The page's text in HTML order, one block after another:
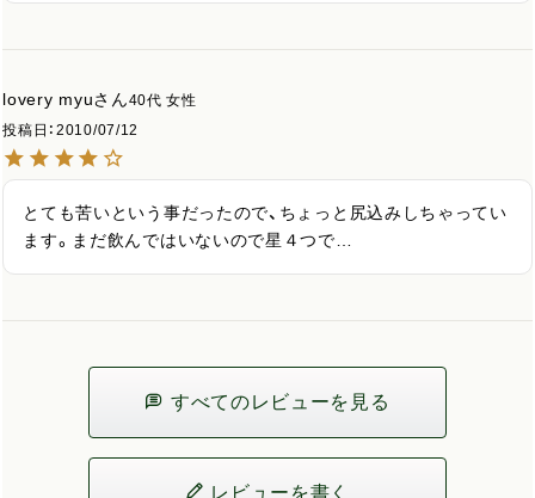
lovery myu 40代 女性
投稿日
2010/07/12
とても苦いという事だったので、ちょっと尻込みしちゃってい
ます。まだ飲んではいないので星４つで…
すべてのレビューを見る
レビューを書く